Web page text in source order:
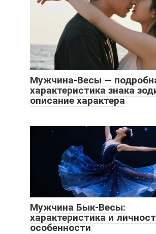
Мужчина-Весы —
характеристика знака
описание характера
Мужчина Бык-Весы:
характеристика и
особенности